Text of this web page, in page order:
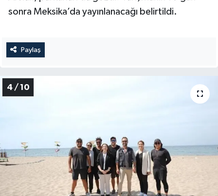
sonra Meksika’da yayınlanacağı belirtildi.
Paylaş
4 / 10